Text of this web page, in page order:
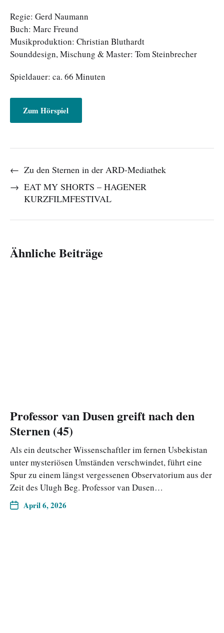
Regie: Gerd Naumann
Buch: Marc Freund
Musikproduktion: Christian Bluthardt
Sounddesign, Mischung & Master: Tom Steinbrecher
Spieldauer: ca. 66 Minuten
Zum Hörspiel
← Zu den Sternen in der ARD-Mediathek
→ EAT MY SHORTS – HAGENER
KURZFILMFESTIVAL
Ähnliche Beiträge
Professor van Dusen greift nach den
Sternen (45)
Als ein deutscher Wissenschaftler im fernen Usbekistan
unter mysteriösen Umständen verschwindet, führt eine
Spur zu einem längst vergessenen Observatorium aus der
Zeit des Ulugh Beg. Professor van Dusen…
April 6, 2026